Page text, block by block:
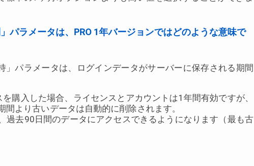
パラメータは、PRO 1年バージョンではどのような意味で
」パラメータは、ログインデータがサーバーに保存される期間
購入した場合、ライセンスとアカウントは1年間有効ですが、
より古いデータは自動的に削除されます。
過去90日間のデータにアクセスできるようになります（最も古